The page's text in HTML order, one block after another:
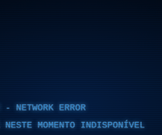
NETWORK ERROR
NESTE MOMENTO INDISPONÍVEL